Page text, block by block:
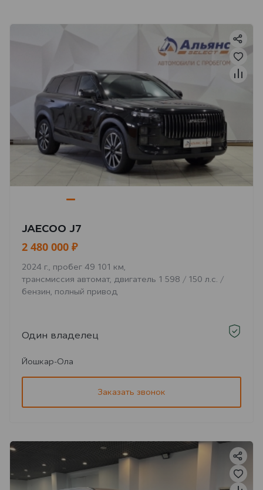
JAECOO J7
2 480 000 ₽
2024 г., пробег 49 101 км,
трансмиссия автомат, двигатель 1 598 / 150 л.с. /
бензин, полный привод
Один владелец
Йошкар-Ола
Заказать звонок